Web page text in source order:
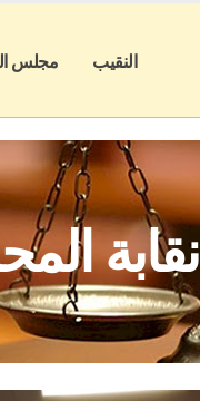
النقيب مجلس
نقابة